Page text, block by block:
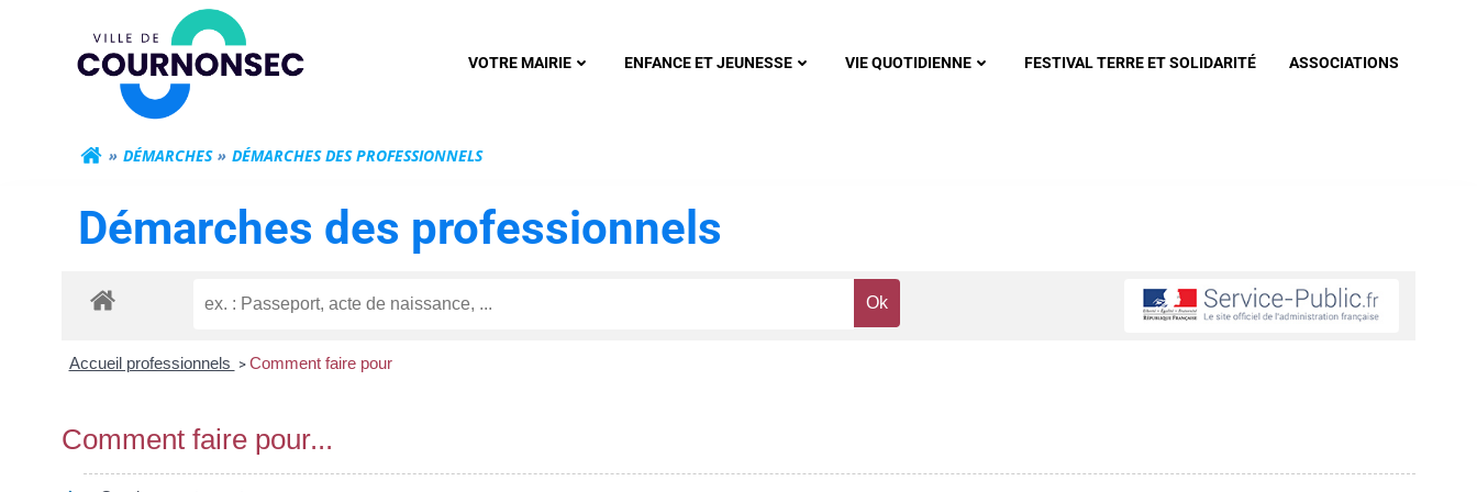
Mairie de Cournonsec
VOTRE MAIRIE ENFANCE ET JEUNESSE VIE QUOTIDIENNE FESTIVAL TERRE ET SOLIDARITÉ ASSOCIATIONS
DÉMARCHES DÉMARCHES DES PROFESSIONNELS
Démarches des professionnels
Accueil professionnels > Comment faire pour
Comment faire pour...